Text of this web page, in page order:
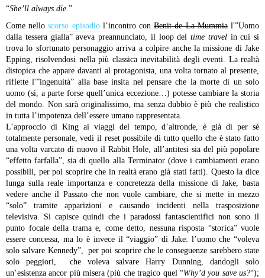
“She’ll always die. ”
Come nelloscorso episodiol’incontro conBenit de La Mummial'”Uomo
dalla tessera gialla” aveva preannunciato, il loop del time travel in cui si
trova lo sfortunato personaggio arriva a colpire anche la missione di Jake
Epping, risolvendosi nella più classica inevitabilità degli eventi. La realtà
distopica che appare davanti al protagonista, una volta tornato al presente,
riflette l'”ingenuità” alla base insita nel pensare che la morte di un solo
uomo (sì, a parte forse quell’unica eccezione…) potesse cambiare la storia
del mondo. Non sarà originalissimo, ma senza dubbio è più che realistico
in tutta l’impotenza dell’essere umano rappresentata.
L’approccio di King ai viaggi del tempo, d’altronde, è già di per sé
totalmente personale, vedi il reset possibile di tutto quello che è stato fatto
una volta varcato di nuovo il Rabbit Hole, all’antitesi sia del più popolare
“effetto farfalla”, sia di quello alla Terminator (dove i cambiamenti erano
possibili, per poi scoprire che in realtà erano già stati fatti). Questo la dice
lunga sulla reale importanza e concretezza della missione di Jake, basta
vedere anche il Passato che non vuole cambiare, che si mette in mezzo
“solo” tramite apparizioni e causando incidenti nella trasposizione
televisiva.
Si capisce quindi che i paradossi fantascientifici non sono il
punto focale della trama e, come detto, nessuna risposta “storica” vuole
essere concessa, ma lo è invece il “viaggio” di Jake: l’uomo che “voleva
solo salvare Kennedy”, per poi scoprire che le conseguenze sarebbero state
solo peggiori, che voleva salvare Harry Dunning, dandogli solo
un’esistenza ancor più misera (più che tragico quel “Why’d you save us?“);